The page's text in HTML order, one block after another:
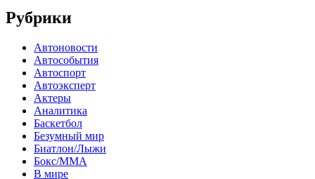
Рубрики
Автоновости
Автособытия
Автоспорт
Автоэксперт
Актеры
Аналитика
Баскетбол
Безумный мир
Биатлон/Лыжи
Бокс/MMA
В мире